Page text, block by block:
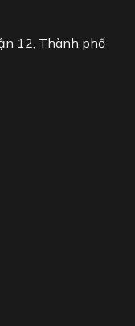
12, Thành phố